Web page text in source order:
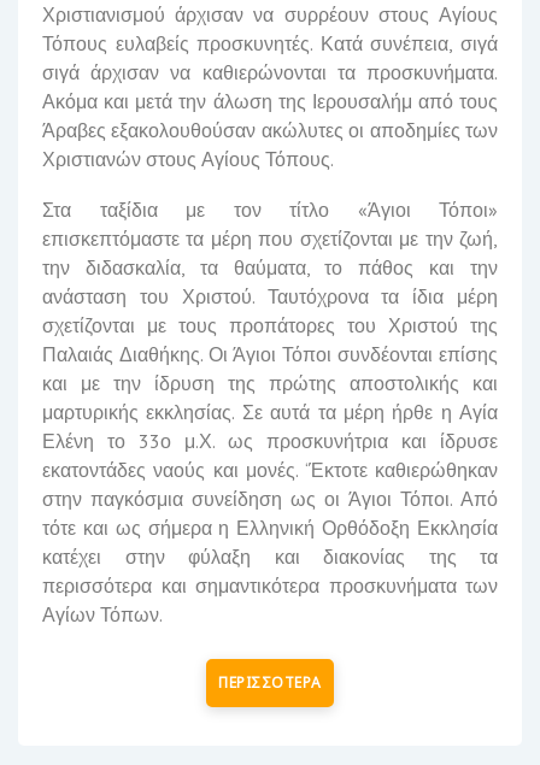
Χριστιανισμού άρχισαν να συρρέουν στους Αγίους
Τόπους ευλαβείς προσκυνητές. Κατά συνέπεια, σιγά
σιγά άρχισαν να καθιερώνονται τα προσκυνήματα.
Ακόμα και μετά την άλωση της Ιερουσαλήμ από τους
Άραβες εξακολουθούσαν ακώλυτες οι αποδημίες των
Χριστιανών στους Αγίους Τόπους.
Στα ταξίδια με τον τίτλο «Άγιοι Τόποι»
επισκεπτόμαστε τα μέρη που σχετίζονται με την ζωή,
την διδασκαλία, τα θαύματα, το πάθος και την
ανάσταση του Χριστού. Ταυτόχρονα τα ίδια μέρη
σχετίζονται με τους προπάτορες του Χριστού της
Παλαιάς Διαθήκης. Οι Άγιοι Τόποι συνδέονται επίσης
και με την ίδρυση της πρώτης αποστολικής και
μαρτυρικής εκκλησίας. Σε αυτά τα μέρη ήρθε η Αγία
Ελένη το 33ο μ.Χ. ως προσκυνήτρια και ίδρυσε
εκατοντάδες ναούς και μονές. ‘Έκτοτε καθιερώθηκαν
στην παγκόσμια συνείδηση ως οι Άγιοι Τόποι. Από
τότε και ως σήμερα η Ελληνική Ορθόδοξη Εκκλησία
κατέχει στην φύλαξη και διακονίας της τα
περισσότερα και σημαντικότερα προσκυνήματα των
Αγίων Τόπων.
ΠΕΡΙΣΣΟΤΕΡΑ